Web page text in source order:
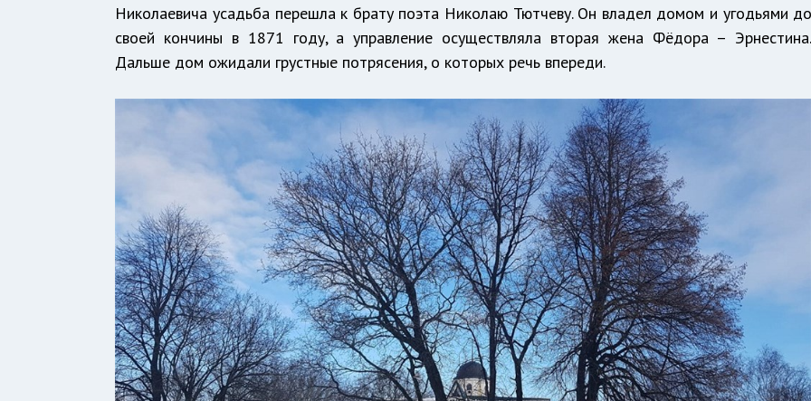
Николаевича усадьба перешла к брату поэта Николаю Тютчеву. Он владел домом и угодьями
своей кончины в 1871 году, а управление осуществляла вторая жена Фёдора –
Дальше дом ожидали грустные потрясения, о которых речь впереди.